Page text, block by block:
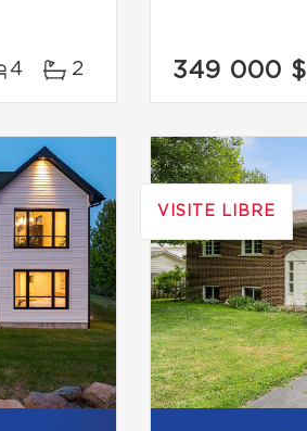
4 2 349 000 $
VISITE LIBRE